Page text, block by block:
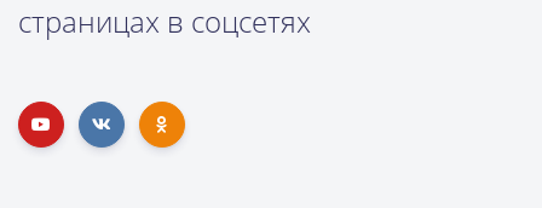
страницах в соцсетях